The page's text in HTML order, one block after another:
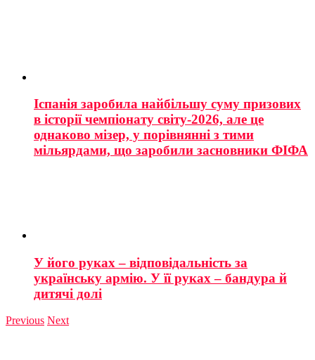
Іспанія заробила найбільшу суму призових
в історії чемпіонату світу-2026, але це
однаково мізер, у порівнянні з тими
мільярдами, що заробили засновники ФІФА
У його руках – відповідальність за
українську армію. У її руках – бандура й
дитячі долі
Previous Next